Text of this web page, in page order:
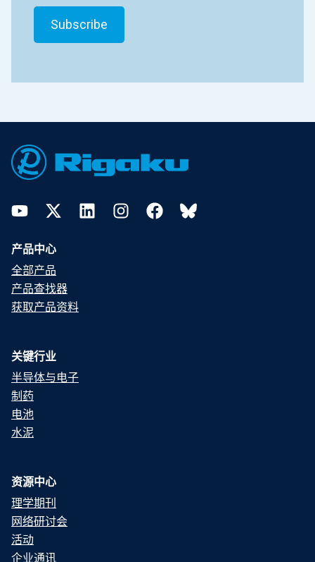
YouTubeTwitter LinkedInInstagramFacebookBluesky
产品中心
全部产品
产品查找器
获取产品资料
关键行业
半导体与电子
制药
电池
水泥
资源中心
理学期刊
网络研讨会
活动
企业通讯